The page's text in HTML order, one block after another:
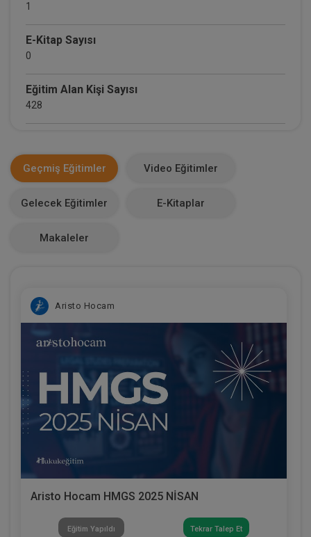
1
E-Kitap Sayısı
0
Eğitim Alan Kişi Sayısı
428
0
0
Geçmiş Eğitimler Video Eğitimler
Gelecek Eğitimler E-Kitaplar
Makaleler
Aristo Hocam
Aristo Hocam HMGS 2025 NİSAN
Eğitim Yapıldı Tekrar Talep Et